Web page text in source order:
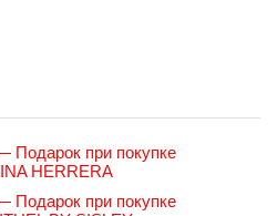
при покупке
HERRERA
при покупке